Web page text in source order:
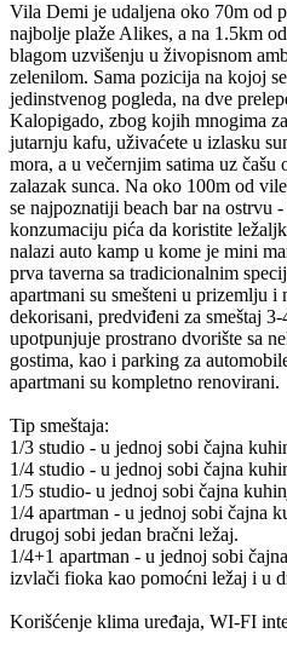
Vila Demi je udaljena oko 70m od
najbolje plaže Alikes, a na 1.5km
blagom uzvišenju u živopisnom
zelenilom. Sama pozicija na kojoj
jedinstvenog pogleda, na dve
Kalopigado, zbog kojih mnogima
jutarnju kafu, uživaćete u izlasku
mora, a u večernjim satima uz
zalazak sunca. Na oko 100m od
se najpoznatiji beach bar na ostrvu
konzumaciju pića da koristite
nalazi auto kamp u kome je mini
prva taverna sa tradicionalnim
apartmani su smešteni u prizemlju i
dekorisani, predviđeni za smeštaj
upotpunjuje prostrano dvorište sa
gostima, kao i parking za
apartmani su kompletno renovirani.
Tip smeštaja:
1/3 studio - u jednoj sobi čajna
1/4 studio - u jednoj sobi čajna
1/5 studio- u jednoj sobi čajna
1/4 apartman - u jednoj sobi čajna
drugoj sobi jedan bračni ležaj.
1/4+1 apartman - u jednoj sobi
izvlači fioka kao pomoćni ležaj i u
Korišćenje klima uređaja, WI-FI